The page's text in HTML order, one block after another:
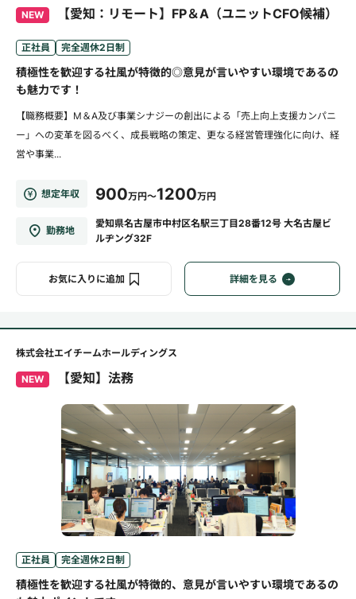
NEW 【愛知：リモート】FP＆A（ユニットCFO候補）
正社員 完全週休2日制
積極性を歓迎する社風が特徴的◎意見が言いやすい環境であるの
も魅力です！
【職務概要】M＆A及び事業シナジーの創出による「売上向上支援カンパニ
ー」への変革を図るべく、成長戦略の策定、更なる経営管理強化に向け、経
営や事業...
想定年収 900万円～1200万円
勤務地
愛知県名古屋市中村区名駅三丁目28番12号 大名古屋ビ
ルヂング32F
お気に入りに追加 詳細を見る
株式会社エイチームホールディングス
NEW 【愛知】法務
正社員 完全週休2日制
積極性を歓迎する社風が特徴的、意見が言いやすい環境であるの